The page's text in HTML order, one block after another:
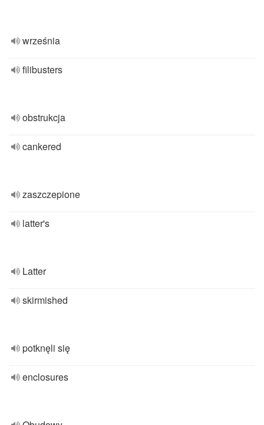
września
filibusters
obstrukcja
cankered
zaszczepione
latter's
Latter
skirmished
potknęli się
enclosures